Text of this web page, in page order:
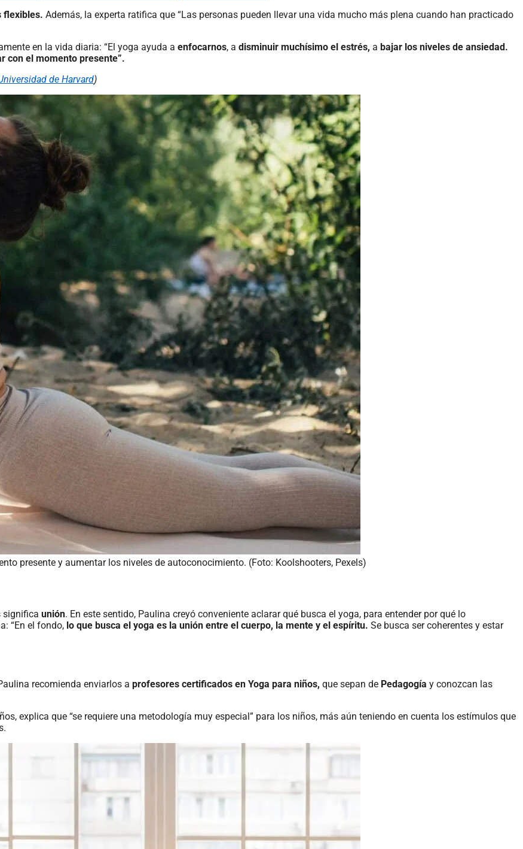
flexibles. Además, la experta ratifica que “Las personas pueden llevar una vida mucho más plena cuando han practicado
en la vida diaria: “El yoga ayuda a enfocarnos, a disminuir muchísimo el estrés, a bajar los niveles de ansiedad.
con el momento presente”.
de Harvard)
presente y aumentar los niveles de autoconocimiento. (Foto: Koolshooters, Pexels)
significa unión. En este sentido, Paulina creyó conveniente aclarar qué busca el yoga, para entender por qué lo
“En el fondo, lo que busca el yoga es la unión entre el cuerpo, la mente y el espíritu. Se busca ser coherentes y estar
recomienda enviarlos a profesores certificados en Yoga para niños, que sepan de Pedagogía y conozcan las
explica que “se requiere una metodología muy especial” para los niños, más aún teniendo en cuenta los estímulos que